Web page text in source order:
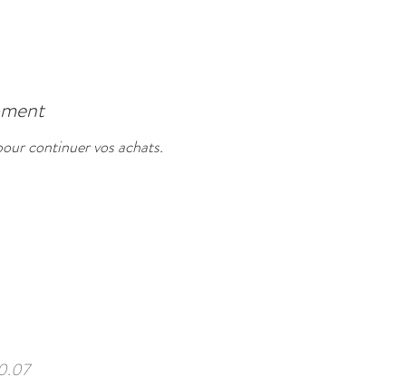
continuer vos achats.